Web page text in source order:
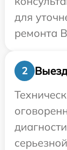
для
ремонта
2